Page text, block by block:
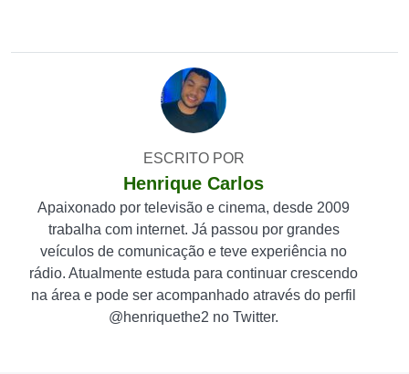
ESCRITO POR
Henrique Carlos
Apaixonado por televisão e cinema, desde 2009
trabalha com internet. Já passou por grandes
veículos de comunicação e teve experiência no
rádio. Atualmente estuda para continuar crescendo
na área e pode ser acompanhado através do perfil
@henriquethe2 no Twitter.